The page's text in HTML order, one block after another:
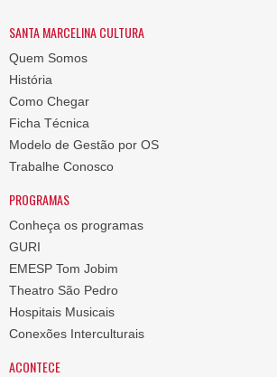
SANTA MARCELINA CULTURA
Quem Somos
História
Como Chegar
Ficha Técnica
Modelo de Gestão por OS
Trabalhe Conosco
PROGRAMAS
Conheça os programas
GURI
EMESP Tom Jobim
Theatro São Pedro
Hospitais Musicais
Conexões Interculturais
ACONTECE